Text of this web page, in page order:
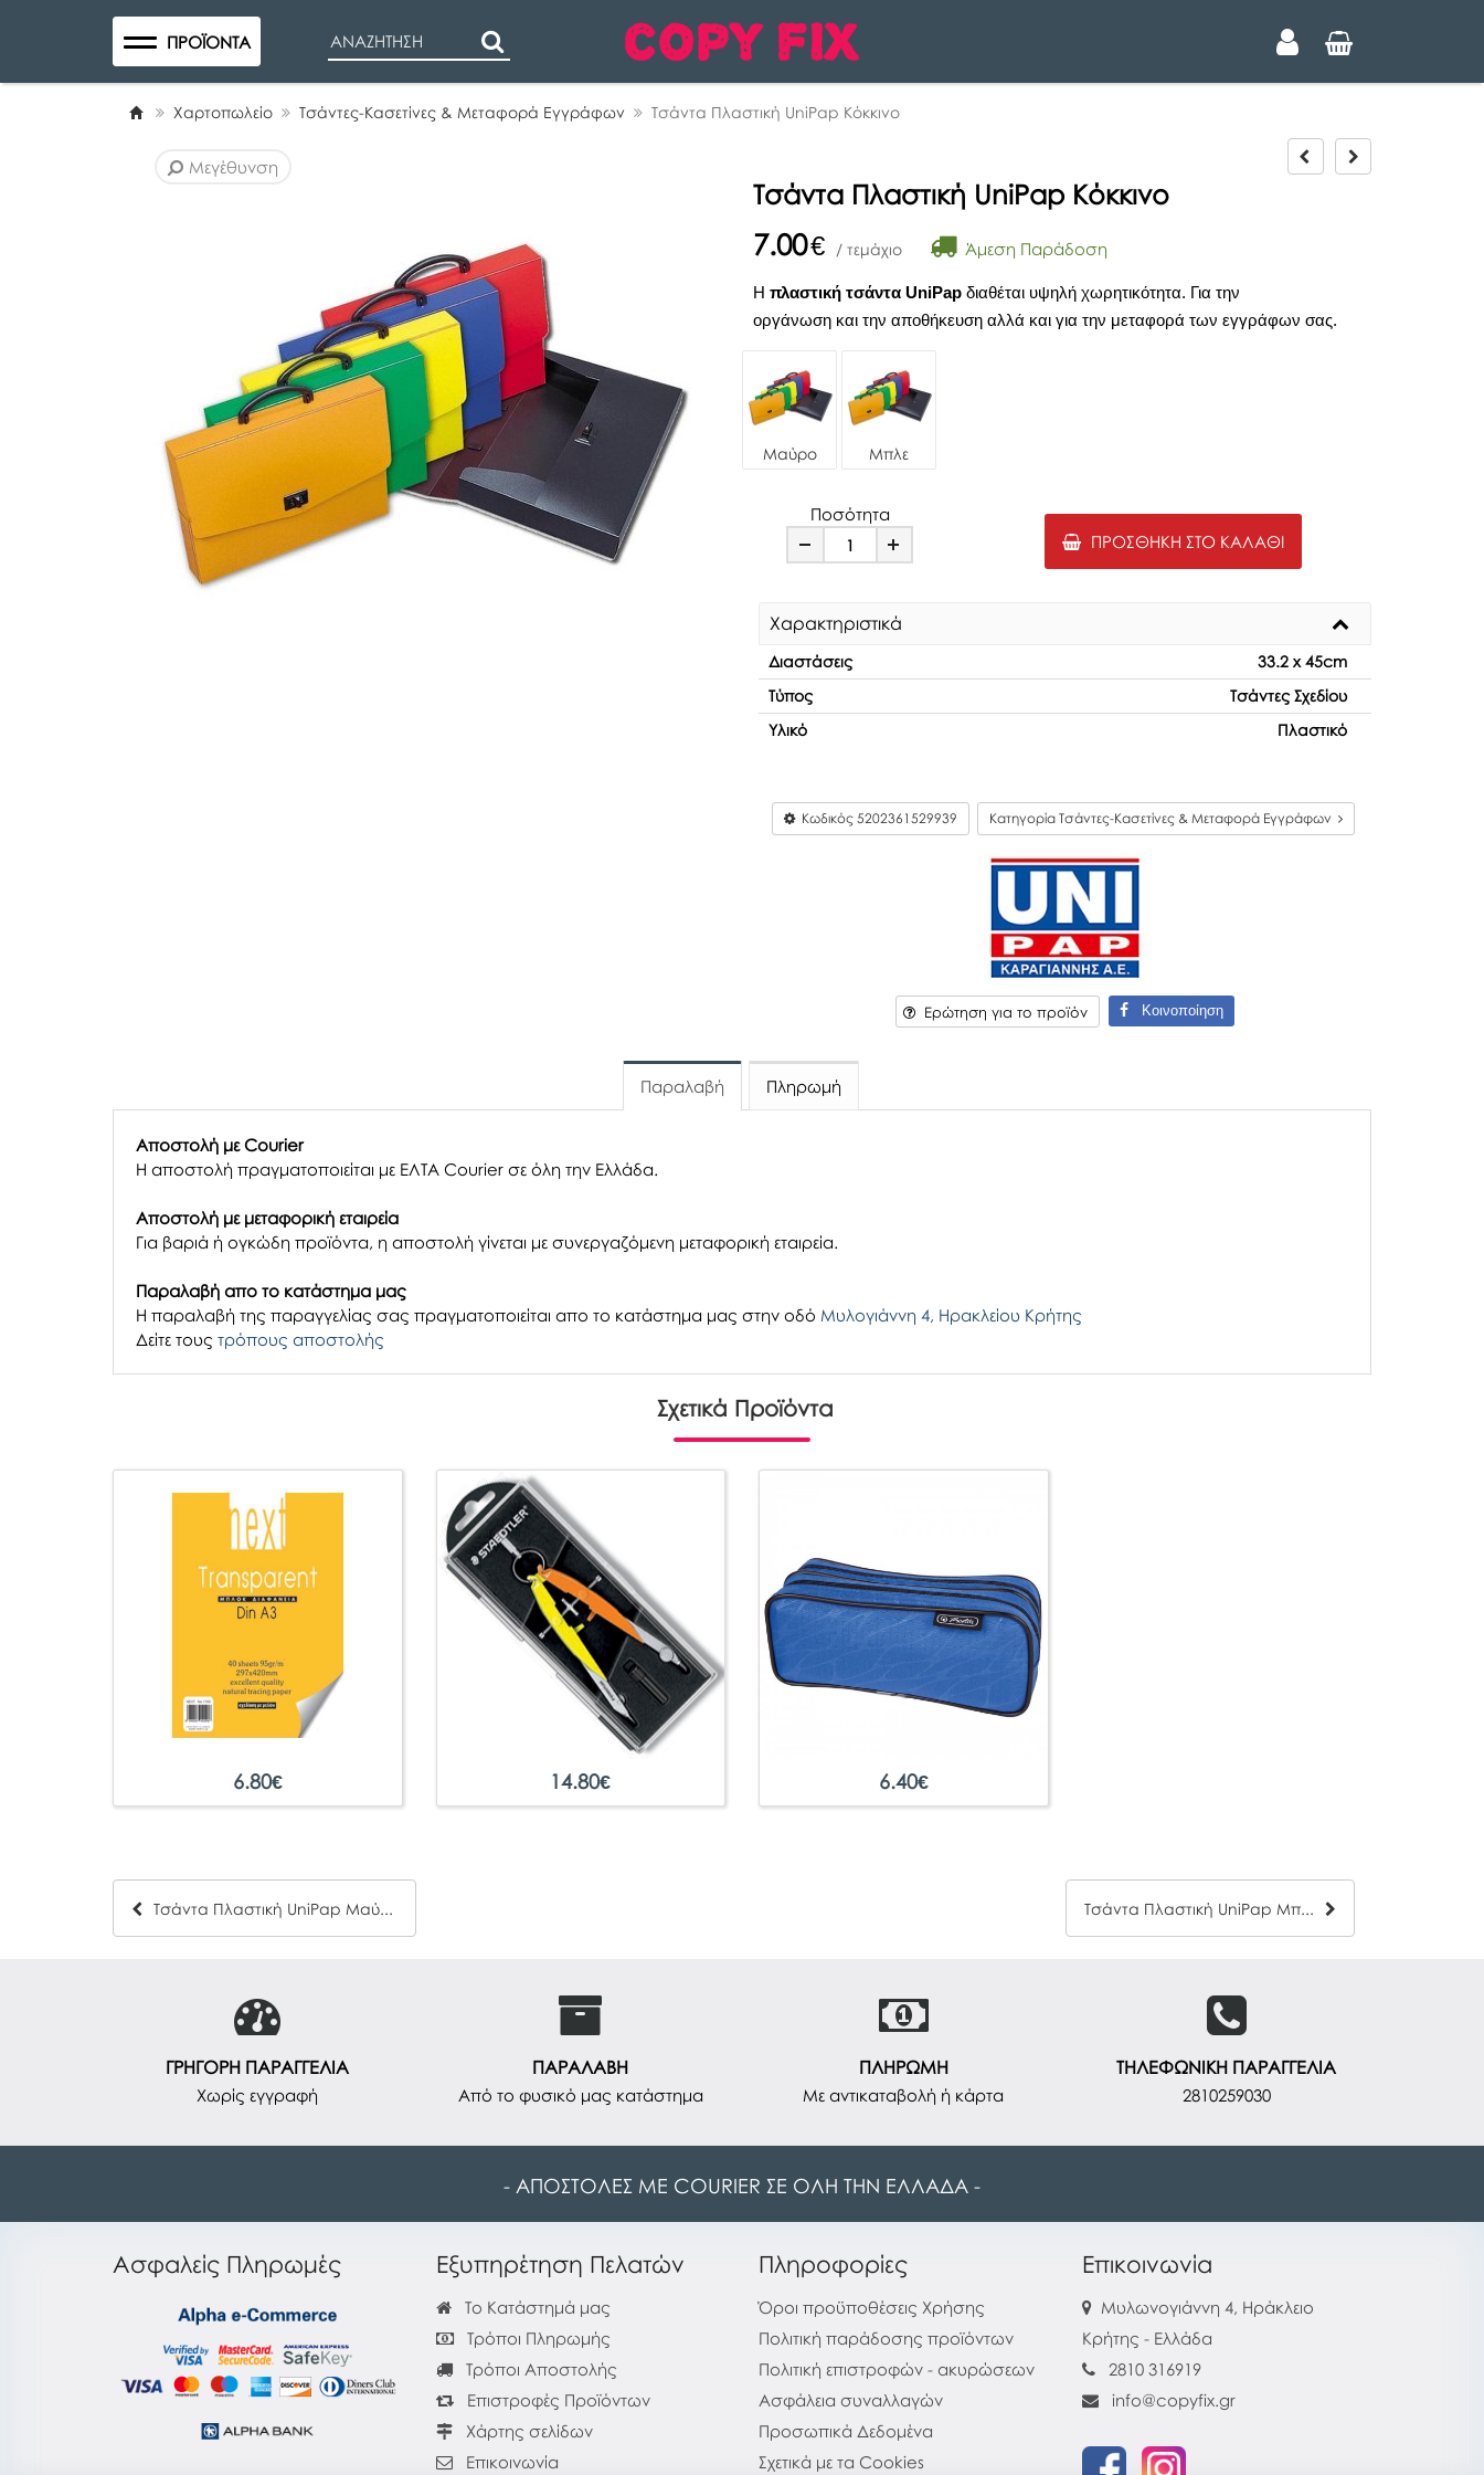
ΠΡΟΪΌΝΤΑ
Χαρτοπωλείο Τσάντες-Κασετίνες & Μεταφορά Εγγράφων Τσάντα Πλαστική UniPap Κόκκινο
Μεγέθυνση
P
r
e
Τσάντα Πλαστική UniPap Κόκκινο
7.00€ / τεμάχιο Άμεση Παράδοση
Η πλαστική τσάντα UniPap διαθέται υψηλή χωρητικότητα. Για την
οργάνωση και την αποθήκευση αλλά και για την μεταφορά των εγγράφων σας.
Μαύρο Μπλε
Ποσότητα
Plus
ΠΡΟΣΘΉΚΗ ΣΤΟ ΚΑΛΆΘΙ
Χαρακτηριστικά
Διαστάσεις
33.2 x 45cm
Τύπος
Τσάντες Σχεδίου
Υλικό
Πλαστικό
Κωδικός 5202361529939 Κατηγορία Τσάντες-Κασετίνες & Μεταφορά Εγγράφων
Ερώτηση για το προϊόν Κοινοποίηση
Παραλαβή Πληρωμή
Αποστολή με Courier
Η αποστολή πραγματοποιείται με ΕΛΤΑ Courier σε όλη την Ελλάδα.
Αποστολή με μεταφορική εταιρεία
Για βαριά ή ογκώδη προϊόντα, η αποστολή γίνεται με συνεργαζόμενη μεταφορική εταιρεία.
Παραλαβή απο το κατάστημα μας
H παραλαβή της παραγγελίας σας πραγματοποιείται απο το κατάστημα μας στην οδό Μυλογιάννη 4, Ηρακλείου Κρήτης
Δείτε τους τρόπους αποστολής
Σχετικά Προϊόντα
6.80€ 14.80€ 6.40€
Τσάντα Πλαστική UniPap Μαύρο Τσάντα Πλαστική UniPap Μπλε
ΓΡΗΓΟΡΗ ΠΑΡΑΓΓΕΛΙΑ
Χωρίς εγγραφή
ΠΑΡΑΛΑΒΗ
Από το φυσικό μας κατάστημα
ΠΛΗΡΩΜΗ
Με αντικαταβολή ή κάρτα
ΤΗΛΕΦΩΝΙΚΗ ΠΑΡΑΓΓΕΛΙΑ
2810259030
- ΑΠΟΣΤΟΛΕΣ ΜΕ COURIER ΣΕ ΟΛΗ ΤΗΝ ΕΛΛΑΔΑ -
Ασφαλείς Πληρωμές Εξυπηρέτηση Πελατών
Το Κατάστημά μας
Τρόποι Πληρωμής
Τρόποι Αποστολής
Επιστροφές Προϊόντων
Χάρτης σελίδων
Επικοινωνία
Πληροφορίες
Όροι προϋποθέσεις Χρήσης
Πολιτική παράδοσης προϊόντων
Πολιτική επιστροφών - ακυρώσεων
Ασφάλεια συναλλαγών
Προσωπικά Δεδομένα
Σχετικά με τα Cookies
Επικοινωνία
Μυλωνογιάννη 4, Ηράκλειο
Κρήτης - Ελλάδα
2810 316919
info@copyfix.gr